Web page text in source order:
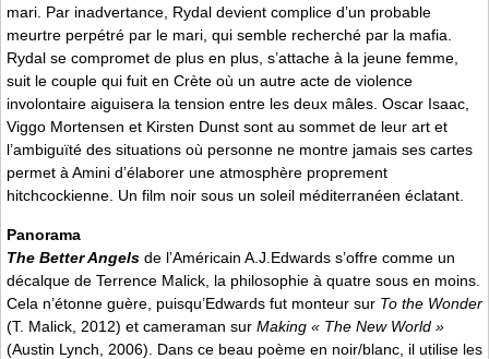
mari. Par inadvertance, Rydal devient complice d’un probable
meurtre perpétré par le mari, qui semble recherché par la mafia.
Rydal se compromet de plus en plus, s’attache à la jeune femme,
suit le couple qui fuit en Crète où un autre acte de violence
involontaire aiguisera la tension entre les deux mâles. Oscar Isaac,
Viggo Mortensen et Kirsten Dunst sont au sommet de leur art et
l’ambiguïté des situations où personne ne montre jamais ses cartes
permet à Amini d’élaborer une atmosphère proprement
hitchcockienne. Un film noir sous un soleil méditerranéen éclatant.
Panorama
The Better Angels de l’Américain A.J.Edwards s’offre comme un
décalque de Terrence Malick, la philosophie à quatre sous en moins.
Cela n’étonne guère, puisqu’Edwards fut monteur sur To the Wonder
(T. Malick, 2012) et cameraman sur Making « The New World »
(Austin Lynch, 2006). Dans ce beau poème en noir/blanc, il utilise les